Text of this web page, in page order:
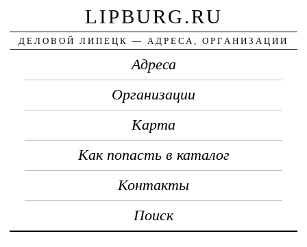
LIPBURG.RU
ДЕЛОВОЙ ЛИПЕЦК — АДРЕСА, ОРГАНИЗАЦИИ
Адреса
Организации
Карта
Как попасть в каталог
Контакты
Поиск